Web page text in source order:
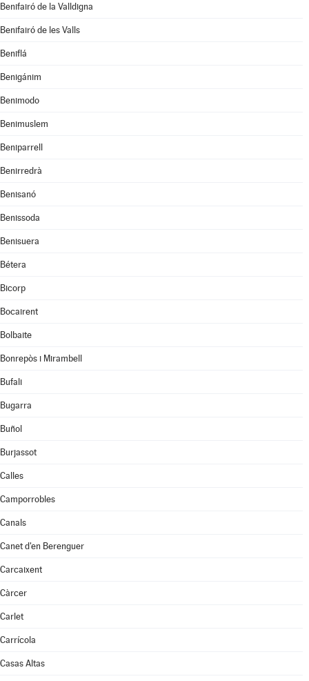
Benifairó de la Valldigna
Benifairó de les Valls
Beniflá
Benigánim
Benimodo
Benimuslem
Beniparrell
Benirredrà
Benisanó
Benissoda
Benisuera
Bétera
Bicorp
Bocairent
Bolbaite
Bonrepòs i Mirambell
Bufali
Bugarra
Buñol
Burjassot
Calles
Camporrobles
Canals
Canet d'en Berenguer
Carcaixent
Càrcer
Carlet
Carrícola
Casas Altas